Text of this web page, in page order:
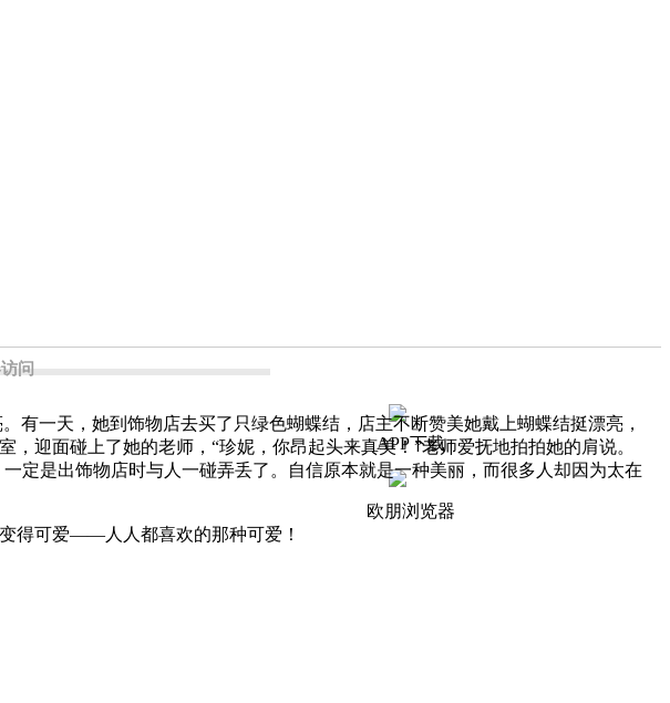
问
APP下载
欧朋浏览器
一天，她到饰物店去买了只绿色蝴蝶结，店主不断赞美她戴上蝴蝶结挺漂亮，
迎面碰上了她的老师，“珍妮，你昂起头来真美！”老师爱抚地拍拍她的肩说。
定是出饰物店时与人一碰弄丢了。自信原本就是一种美丽，而很多人却因为太在
得可爱——人人都喜欢的那种可爱！